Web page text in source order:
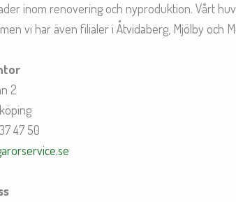
inom renovering och nyproduktion. Vårt
vi har även filialer i Åtvidaberg, Mjölby och
2
47 50